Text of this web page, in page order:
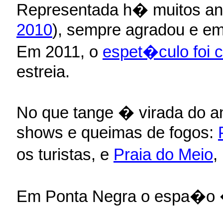
Representada h� muitos
2010), sempre agradou e
Em 2011, o espet�culo foi
estreia.
No que tange � virada do
shows e queimas de fogos:
os turistas, e Praia do Meio,
Em Ponta Negra o